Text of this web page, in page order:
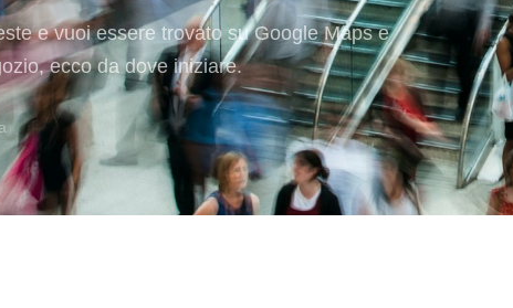
e vuoi essere trovato su Google Maps e
ecco da dove iniziare.